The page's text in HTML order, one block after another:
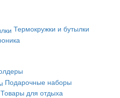
Термокружки и бутылки
Подарочные наборы
Товары для отдыха